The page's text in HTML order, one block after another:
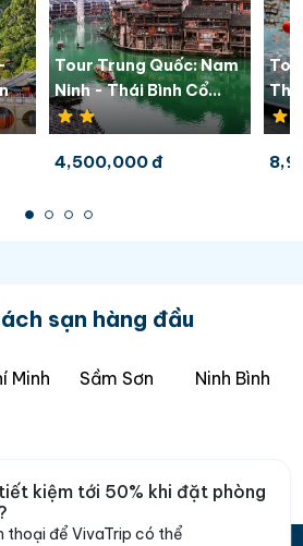
Tour Trung Quốc: Nam
Ninh - Thái Bình Cổ
Trấn 3 ngày 2 đêm từ
Hà Nội (No Shopping)
4,500,000 đ
Thi
-
5
sạn hàng đầu
Minh Sầm Sơn Ninh Bình
kiệm tới 50% khi đặt phòng
thoại để VivaTrip có thể